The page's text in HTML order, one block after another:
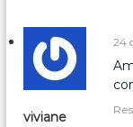
ã
o
viviane
24